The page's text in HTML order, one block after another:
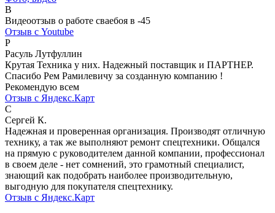
В
Видеоотзыв о работе сваебоя в -45
Отзыв с Youtube
Р
Расуль Лутфуллин
Крутая Техника у них. Надежный поставщик и ПАРТНЕР.
Спасибо Рем Рамилевичу за созданную компанию !
Рекомендую всем
Отзыв с Яндекс.Карт
С
Сергей К.
Надежная и проверенная организация. Производят отличную
технику, а так же выполняют ремонт спецтехники. Общался
на прямую с руководителем данной компании, профессионал
в своем деле - нет сомнений, это грамотный специалист,
знающий как подобрать наиболее производительную,
выгодную для покупателя спецтехнику.
Отзыв с Яндекс.Карт